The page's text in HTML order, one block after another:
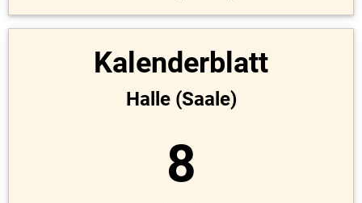
Kalenderblatt
Halle (Saale)
8